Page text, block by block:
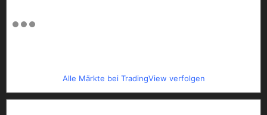
Alle Märkte bei TradingView verfolgen